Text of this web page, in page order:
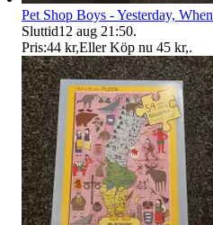
Pet Shop Boys - Yesterday,
Sluttid12 aug 21:50.
Pris:44 kr,Eller Köp nu 45 kr,.